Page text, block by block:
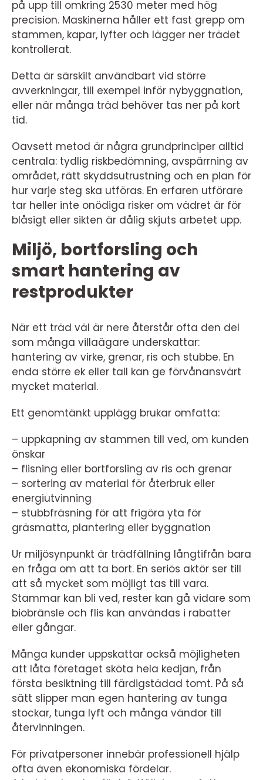
på upp till omkring 2530 meter med hög
precision. Maskinerna håller ett fast grepp om
stammen, kapar, lyfter och lägger ner trädet
kontrollerat.
Detta är särskilt användbart vid större
avverkningar, till exempel inför nybyggnation,
eller när många träd behöver tas ner på kort
tid.
Oavsett metod är några grundprinciper alltid
centrala: tydlig riskbedömning, avspärrning av
området, rätt skyddsutrustning och en plan för
hur varje steg ska utföras. En erfaren utförare
tar heller inte onödiga risker om vädret är för
blåsigt eller sikten är dålig skjuts arbetet upp.
Miljö, bortforsling och
smart hantering av
restprodukter
När ett träd väl är nere återstår ofta den del
som många villaägare underskattar:
hantering av virke, grenar, ris och stubbe. En
enda större ek eller tall kan ge förvånansvärt
mycket material.
Ett genomtänkt upplägg brukar omfatta:
– uppkapning av stammen till ved, om kunden
önskar
– flisning eller bortforsling av ris och grenar
– sortering av material för återbruk eller
energiutvinning
– stubbfräsning för att frigöra yta för
gräsmatta, plantering eller byggnation
Ur miljösynpunkt är trädfällning långtifrån bara
en fråga om att ta bort. En seriös aktör ser till
att så mycket som möjligt tas till vara.
Stammar kan bli ved, rester kan gå vidare som
biobränsle och flis kan användas i rabatter
eller gångar.
Många kunder uppskattar också möjligheten
att låta företaget sköta hela kedjan, från
första besiktning till färdigstädad tomt. På så
sätt slipper man egen hantering av tunga
stockar, tunga lyft och många vändor till
återvinningen.
För privatpersoner innebär professionell hjälp
ofta även ekonomiska fördelar.